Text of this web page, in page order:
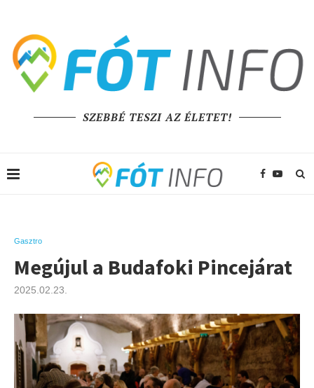
SZEBBÉ TESZI AZ ÉLETET!
Gasztro
Megújul a Budafoki Pincejárat
2025.02.23.